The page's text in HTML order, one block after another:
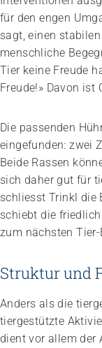
für den engen
sagt, einen
menschliche
Tier keine Freude
Freude!» Davon ist
Die passenden
eingefunden: zwei
Beide Rassen
sich daher gut für
schliesst Trinkl die
schiebt die
zum nächsten
Struktur und
Anders als die
tiergestützte
dient vor allem der